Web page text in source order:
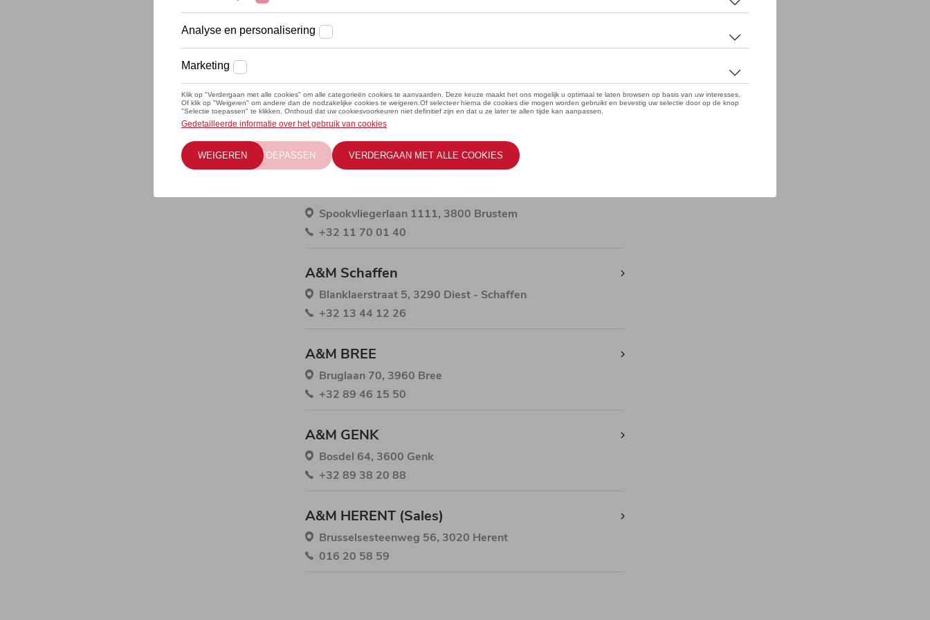
A&M HASSELT
Herkenrodesingel 10 A, 3500 Hasselt
A&M LOMMEL
Gerard Mercatorstraat 1, 3920 Lommel
+32 11 54 41 02
Spookvliegerlaan 1111, 3800 Brustem
+32 11 70 01 40
A&M Schaffen
Blanklaerstraat 5, 3290 Diest - Schaffen
+32 13 44 12 26
A&M BREE
Bruglaan 70, 3960 Bree
+32 89 46 15 50
A&M GENK
Bosdel 64, 3600 Genk
+32 89 38 20 88
A&M HERENT (Sales)
Brusselsesteenweg 56, 3020 Herent
016 20 58 59